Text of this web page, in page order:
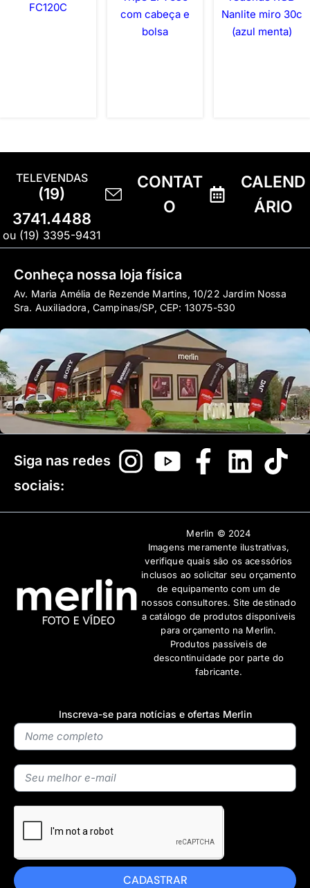
FC120C
com cabeça e
bolsa
Nanlite miro 30c
(azul menta)
Inscreva-se para notícias e ofertas Merlin
CADASTRAR
TELEVENDAS
(19)
3741.4488
ou (19) 3395-9431
CONTAT
O
CALEND
ÁRIO
Conheça nossa loja física
Av. Maria Amélia de Rezende Martins, 10/22 Jardim Nossa
Sra. Auxiliadora, Campinas/SP, CEP: 13075-530
Siga nas redes
sociais:
Merlin © 2024
Imagens meramente ilustrativas,
verifique quais são os acessórios
inclusos ao solicitar seu orçamento
de equipamento com um de
nossos consultores. Site destinado
a catálogo de produtos disponíveis
para orçamento na Merlin.
Produtos passíveis de
descontinuidade por parte do
fabricante.